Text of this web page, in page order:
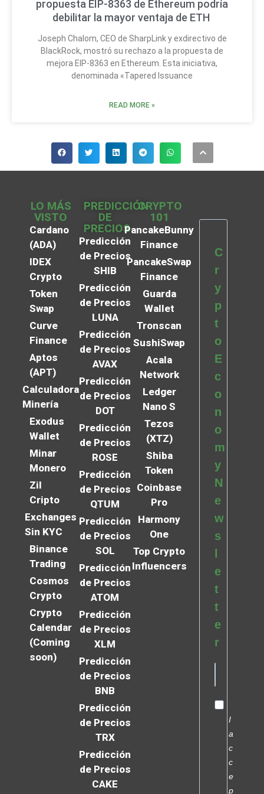
propuesta EIP-8363 de Ethereum podría
debilitar la mayor ventaja de ETH
Joseph Chalom, CEO de SharpLink y exdirectivo de
BlackRock, mostró su rechazo a la propuesta de
mejora EIP-8363 en Ethereum. Esta iniciativa,
denominada «Tapered Issuance
READ MORE »
LO MÁS
VISTO
Cardano
(ADA)
IDEX
Crypto
Token
Swap
Curve
Finance
Aptos
(APT)
Calculadora
Minería
Exodus
Wallet
Minar
Monero
Zil
Cripto
Exchanges
Sin KYC
Binance
Trading
Cosmos
Crypto
Crypto
Calendar
(Coming
soon)
PREDICCIÓN
DE
PRECIOS
Predicción
de Precios
SHIB
Predicción
de Precios
LUNA
Predicción
de Precios
AVAX
Predicción
de Precios
DOT
Predicción
de Precios
ROSE
Predicción
de Precios
QTUM
Predicción
de Precios
SOL
Predicción
de Precios
ATOM
Predicción
de Precios
XLM
Predicción
de Precios
BNB
Predicción
de Precios
TRX
Predicción
de Precios
CAKE
CRYPTO
101
PancakeBunny
Finance
PancakeSwap
Finance
Guarda
Wallet
Tronscan
SushiSwap
Acala
Network
Ledger
Nano S
Tezos
(XTZ)
Shiba
Token
Coinbase
Pro
Harmony
One
Top Crypto
Influencers
C
r
y
p
t
o
E
c
o
n
o
m
y
N
e
w
s
l
e
t
t
e
r
I
a
c
c
e
p